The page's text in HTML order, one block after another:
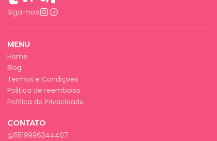
Siga-nos
MENU
Home
Blog
Termos e Condições
Politica de reembolso
Política de Privacidade
CONTATO
5519996344407